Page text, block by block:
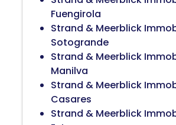
Fuengirola
Strand & Meerblick
Sotogrande
Strand & Meerblick
Manilva
Strand & Meerblick
Casares
Strand & Meerblick